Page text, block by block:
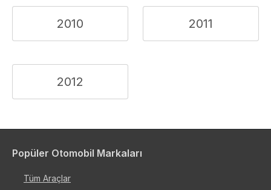
2010 2011
2012
Popüler Otomobil Markaları
Tüm Araçlar